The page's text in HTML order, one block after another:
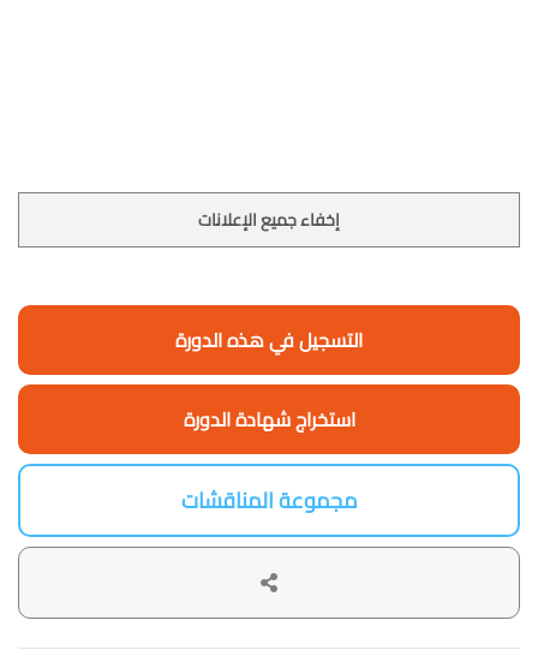
إخفاء جميع الإعلانات
التسجيل في هذه الدورة
استخراج شهادة الدورة
مجموعة المناقشات